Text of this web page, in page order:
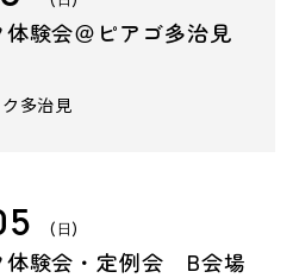
体験会＠ピアゴ多治見
多治見
(日)
体験会・定例会 B会場